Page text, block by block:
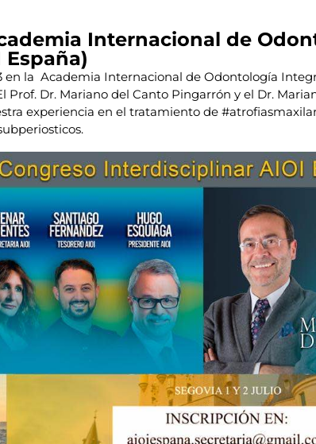
Internacional de
en la Academia Internacional de Odontología
Prof. Dr. Mariano del Canto Pingarrón y el Dr.
experiencia en el tratamiento de
.